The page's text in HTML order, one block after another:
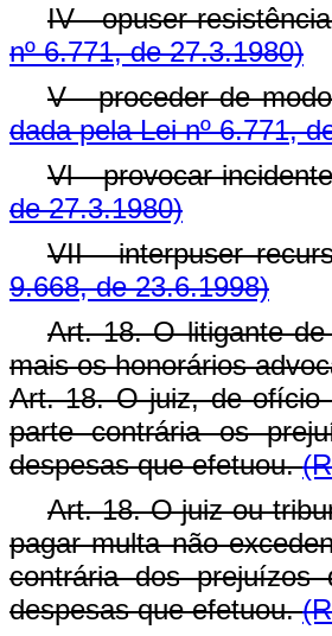
IV - opuser
nº 6.771, de 27.3.1980)
V - proceder de
dada pela Lei nº 6.771,
Vl - provocar
de 27.3.1980)
VII - interpuser
9.668, de 23.6.1998)
Art. 18. O litigante
mais os honorários
Art. 18. O juiz, de ofício
parte contrária os
despesas que efetuou.
Art. 18. O juiz ou
pagar multa não
contrária dos
despesas que efetuou.